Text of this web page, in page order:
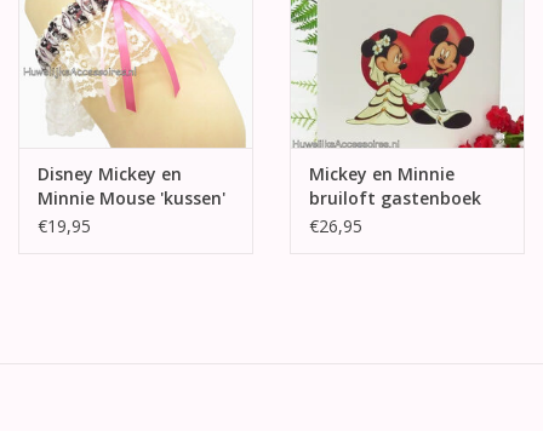
Disney Mickey en
Minnie Mouse 'kussen'
kousenband
€19,95
Mickey en Minnie
bruiloft gastenboek
€26,95